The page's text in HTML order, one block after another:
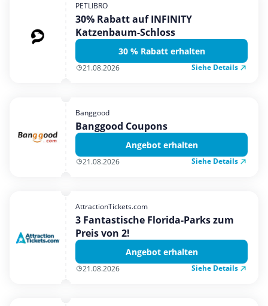
PETLIBRO
30% Rabatt auf INFINITY
Katzenbaum-Schloss
30 % Rabatt erhalten
21.08.2026 Siehe Details
Banggood
Banggood Coupons
Angebot erhalten
21.08.2026 Siehe Details
AttractionTickets.com
3 Fantastische Florida-Parks zum
Preis von 2!
Angebot erhalten
21.08.2026 Siehe Details